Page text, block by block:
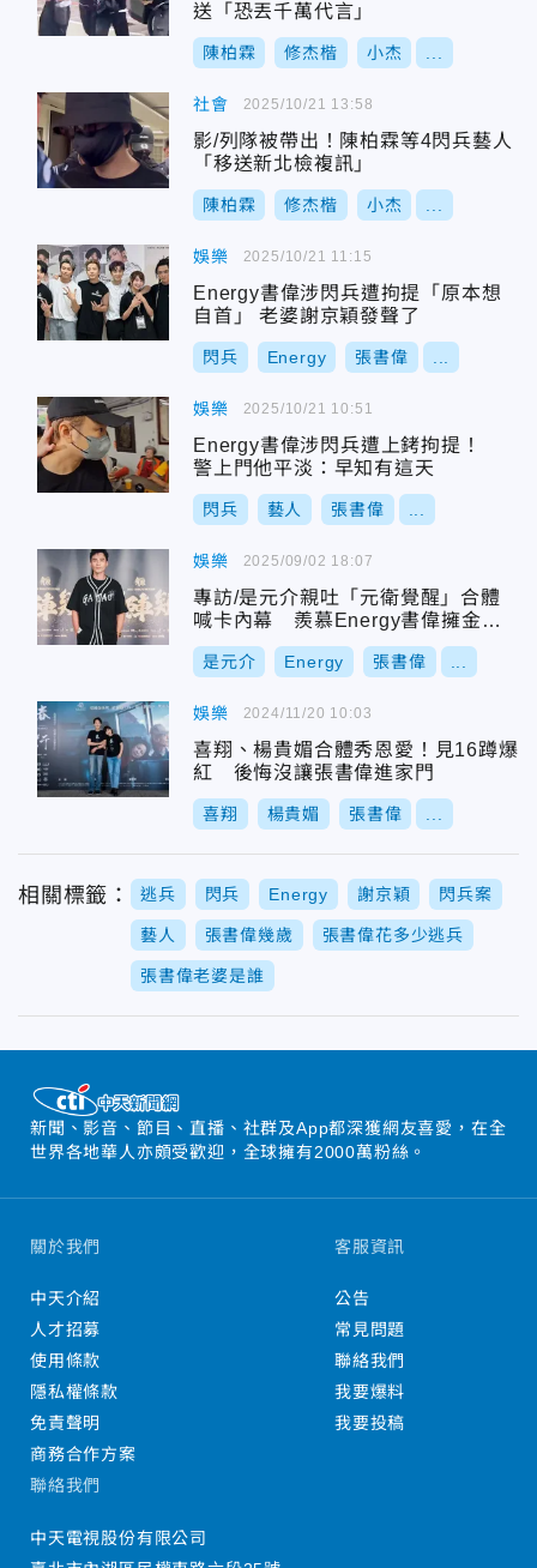
送「恐丟千萬代言」
陳柏霖 修杰楷 小杰
社會
影/列隊被帶出！陳柏霖等4閃兵藝人
「移送新北檢複訊」
陳柏霖 修杰楷 小杰
2025/10/21 13:58
娛樂
Energy書偉涉閃兵遭拘提「原本想
自首」 老婆謝京穎發聲了
閃兵 Energy 張書偉
2025/10/21 11:15
娛樂
Energy書偉涉閃兵遭上銬拘提！
警上門他平淡：早知有這天
閃兵 藝人 張書偉
2025/10/21 10:51
娛樂
專訪/是元介親吐「元衛覺醒」合體
喊卡內幕 羨慕Energy書偉擁金曲
獎盃：我也要
是元介 Energy 張書偉
2025/09/02 18:07
娛樂
喜翔、楊貴媚合體秀恩愛！見16蹲爆
紅 後悔沒讓張書偉進家門
喜翔 楊貴媚 張書偉
2024/11/20 10:03
相關標籤： 逃兵 閃兵 Energy 謝京穎 閃兵案
藝人 張書偉幾歲 張書偉花多少逃兵
張書偉老婆是誰
新聞、影音、節目、直播、社群及App都深獲網友喜愛，在全
世界各地華人亦頗受歡迎，全球擁有2000萬粉絲。
關於我們
中天介紹
人才招募
使用條款
隱私權條款
免責聲明
商務合作方案
客服資訊
公告
常見問題
聯絡我們
我要爆料
我要投稿
聯絡我們
中天電視股份有限公司